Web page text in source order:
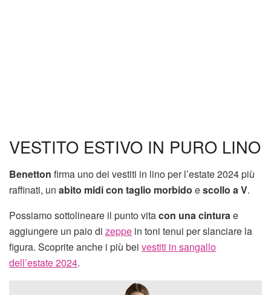
VESTITO ESTIVO IN PURO LINO
Benetton firma uno dei vestiti in lino per l’estate 2024 più
raffinati, un abito midi con taglio morbido escollo a V.
Possiamo sottolineare il punto vitacon una cinturae
aggiungere un paio di zeppe in toni tenui per slanciare la
figura. Scoprite anche i più bei vestiti in sangallo
dell’estate 2024.